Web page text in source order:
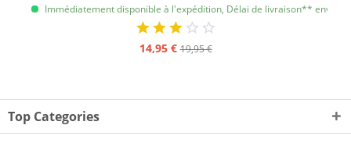
Immédiatement disponible à l'expédition, Délai de livraison** env. 1
14,95 € 19,95 €
Top Categories